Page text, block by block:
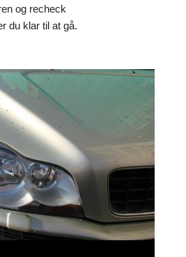
og recheck
du klar til at gå.